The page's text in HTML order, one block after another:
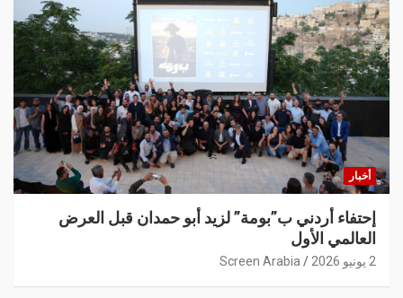
أخبار
إحتفاء أردني ب”بومة” لزيد أبو حمدان قبل العرض
العالمي الأول
2 يونيو 2026 Screen Arabia